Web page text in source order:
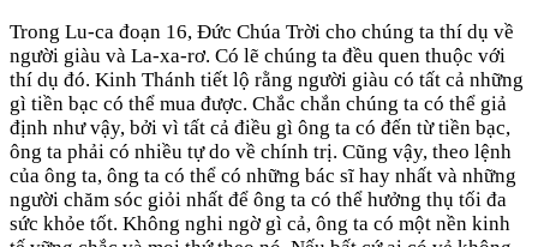
Trong Lu-ca đoạn 16, Đức Chúa Trời cho chúng ta thí dụ về
người giàu và La-xa-rơ. Có lẽ chúng ta đều quen thuộc với
thí dụ đó. Kinh Thánh tiết lộ rằng người giàu có tất cả những
gì tiền bạc có thể mua được. Chắc chắn chúng ta có thể giả
định như vậy, bởi vì tất cả điều gì ông ta có đến từ tiền bạc,
ông ta phải có nhiều tự do về chính trị. Cũng vậy, theo lệnh
của ông ta, ông ta có thể có những bác sĩ hay nhất và những
người chăm sóc giỏi nhất để ông ta có thể hưởng thụ tối đa
sức khỏe tốt. Không nghi ngờ gì cả, ông ta có một nền kinh